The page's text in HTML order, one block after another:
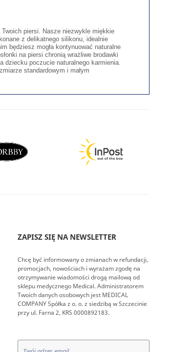
piersi. Nasze niezwykle miękkie
z delikatnego silikonu, idealnie
będziesz mogła kontynuować naturalne
na piersi chronią wrażliwe brodawki
dziecku poczucie naturalnego karmienia.
standardowym i małym
ZAPISZ SIĘ NA NEWSLETTER
Chcę być informowany o zmianach w refundacji,
promocjach, nowościach i wyrażam zgodę na
otrzymywanie wiadomości drogą mailową od
sklepu medycznego Medical. Administratorem
Twoich danych osobowych jest MEDICAL
COMPANY Spółka z o. o. z siedzibą w Szczecinie
przy ul. Farna 2, KRS 0000892183.